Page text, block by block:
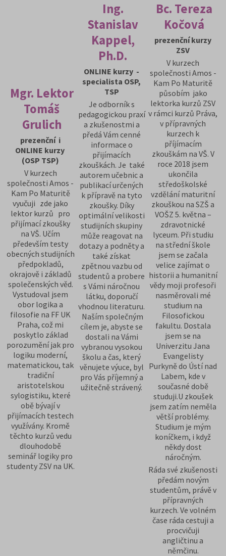
Mgr. Lektor
Tomáš
Grulich
prezenční i
ONLINE kurzy
(OSP TSP)
V kurzech
společnosti Amos -
Kam Po Maturitě
vyučuji zde jako
lektor kurzů pro
přijímací zkoušky
na VŠ. Učím
především testy
obecných studijních
předpokladů,
okrajově i základů
společenských věd.
Vystudoval jsem
obor logika a
filosofie na FF UK
Praha, což mi
poskytlo základ
porozumění jak pro
logiku moderní,
matematickou, tak
tradiční
aristotelskou
sylogistiku, které
obě bývají v
přijímacích testech
využívány. Kromě
těchto kurzů vedu
dlouhodobě
seminář logiky pro
studenty ZSV na UK.
Ing.
Stanislav
Kappel,
Ph.D.
ONLINE kurzy -
specialista OSP,
TSP
Je odborník s
pedagogickou praxí
a zkušenostmi a
předá Vám cenné
informace o
přijímacích
zkouškách. Je také
autorem učebnic a
publikací určených
k přípravě na tyto
zkoušky. Díky
optimální velikosti
studijních skupiny
může reagovat na
dotazy a podněty a
také získat
zpětnou vazbu od
studentů a probere
s Vámi náročnou
látku, doporučí
vhodnou literaturu.
Naším společným
cílem je, abyste se
dostali na Vámi
vybranou vysokou
školu a čas, který
věnujete výuce, byl
pro Vás příjemný a
užitečně strávený.
Bc. Tereza
Kočová
prezenční kurzy
ZSV
V kurzech
společnosti Amos -
Kam Po Maturitě
působím jako
lektorka kurzů ZSV
v rámci kurzů Práva,
v přípravných
kurzech k
příjímacím
zkouškám na VŠ. V
roce 2018 jsem
ukončila
středoškolské
vzdělání maturitní
zkouškou na SZŠ a
VOŠZ 5. května –
zdravotnické
lyceum. Při studiu
na střední škole
jsem se začala
velice zajímat o
historii a humanitní
vědy moji profesoři
nasměrovali mé
studium na
Filosofickou
fakultu. Dostala
jsem se na
Univerzitu Jana
Evangelisty
Purkyně do Ústí nad
Labem, kde v
současné době
studuji.U zkoušek
jsem zatím neměla
větší problémy.
Studium je mým
koníčkem, i když
někdy dost
náročným.
Ráda své zkušenosti
předám novým
studentům, právě v
přípravných
kurzech. Ve volném
čase ráda cestuji a
procvičuji
angličtinu a
němčinu.